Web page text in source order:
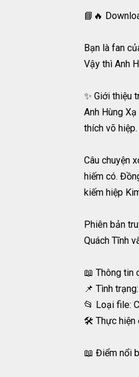
📘🔥
Bạn là fan
Vậy thì Anh
✨ Giới thiệu
Anh Hùng
thích võ hiệp.
Câu chuyện
hiếm có.
kiếm hiệp
Phiên bản
Quách Tĩnh
📖 Thông tin
📌 Tình trạng:
📂 Loại file:
🛠️ Thực hiện
📖 Điểm nổi